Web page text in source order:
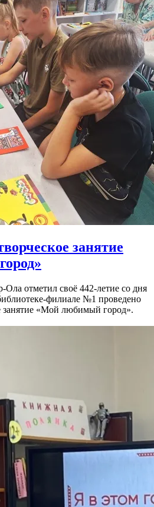
занятие
отметил своё 442-летие со дня
филиале №1 проведено
занятие «Мой любимый город».